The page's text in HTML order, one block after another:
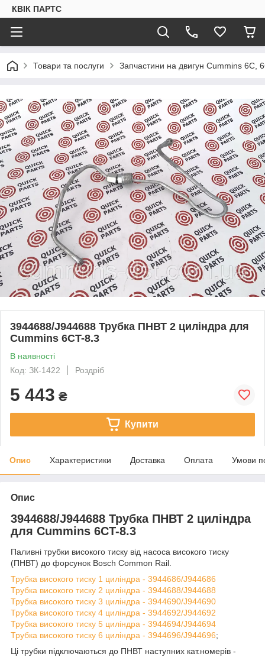
КВІК ПАРТС
Товари та послуги Запчастини на двигун Cummins 6C,
3944688/J944688 Трубка ПНВТ 2 циліндра для
Cummins 6CT-8.3
В наявності
Код: ЗК-1422
Роздріб
5 443 ₴
Купити
Опис Характеристики Доставка Оплата Умови
Опис
3944688/J944688 Трубка ПНВТ 2 циліндра
для Cummins 6CT-8.3
Паливні трубки високого тиску від насоса високого тиску
(ПНВТ) до форсунок Bosch Common Rail.
Трубка високого тиску 1 циліндра - 3944686/J944686
Трубка високого тиску 2 циліндра - 3944688/J944688
Трубка високого тиску 3 циліндра - 3944690/J944690
Трубка високого тиску 4 циліндра - 3944692/J944692
Трубка високого тиску 5 циліндра - 3944694/J944694
Трубка високого тиску 6 циліндра - 3944696/J944696;
Ці трубки підключаються до ПНВТ наступних кат.номерів -